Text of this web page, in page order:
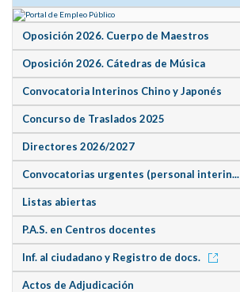
Oposición 2026. Cuerpo de Maestros
Oposición 2026. Cátedras de Música
Convocatoria Interinos Chino y Japonés
Concurso de Traslados 2025
Directores 2026/2027
Convocatorias urgentes (personal interin...
Listas abiertas
P.A.S. en Centros docentes
Inf. al ciudadano y Registro de docs.
Actos de Adjudicación